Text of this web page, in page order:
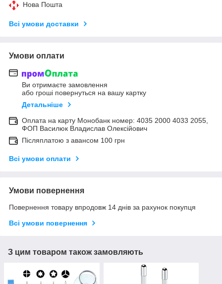
Нова Пошта
Всі умови доставки
Умови оплати
Ви отримаєте замовлення
або гроші повернуться на вашу картку
Детальніше
Оплата на карту Монобанк номер: 4035 2000 4033 2055,
ФОП Василюк Владислав Олексійович
Післяплатою з авансом 100 грн
Всі умови оплати
Умови повернення
Повернення товару впродовж 14 днів за рахунок покупця
Всі умови повернення
З цим товаром також замовляють